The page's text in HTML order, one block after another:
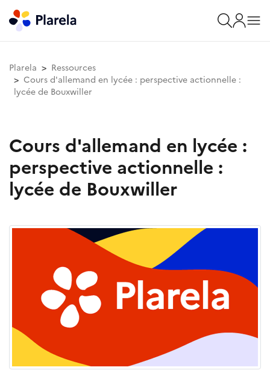
Plarela
Ressources
Cours d'allemand en lycée : perspective actionnelle :
lycée de Bouxwiller
Cours d'allemand en lycée :
perspective actionnelle :
lycée de Bouxwiller